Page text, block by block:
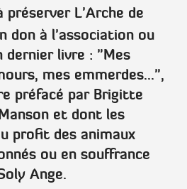
préserver L'Arche de
don à l'association ou
dernier livre : "Mes
mes emmerdes...",
préfacé par Brigitte
et dont les
profit des animaux
ou en souffrance
Ange.